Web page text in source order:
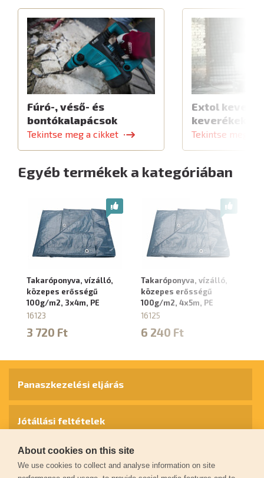
Fúró-, véső- és
bontókalapácsok
Tekintse meg a cikket
Extol
Tekintse meg a
Egyéb termékek a kategóriában
Takaróponyva, vízálló,
közepes erősségű
100g/m2, 3x4m, PE
16123
3 720 Ft
Takaróponyva, vízálló,
közepes erősségű
100g/m2, 4x5m, PE
16125
6 240 Ft
Panaszkezelési eljárás
Jótállási feltételek
Személyes adatok védelme
About cookies on this site
We use cookies to collect and analyse information on site